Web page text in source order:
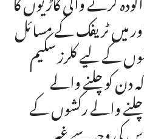
میں ٹریفک کے مسائل
کے لیے کلرز سکیم
دن کو چلنے والے
والے رکشوں کے
کی وجہ سے غیر